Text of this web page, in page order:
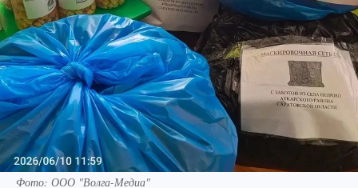
Фото: ООО "Волга-Медиа"